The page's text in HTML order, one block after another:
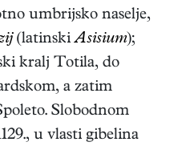
umbrijsko naselje,
(latinskiAsisium);
kralj Totila, do
a zatim
Slobodnom
u vlasti gibelina